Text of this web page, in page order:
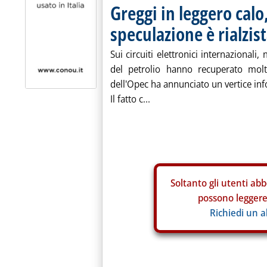
Greggi in leggero
speculazione è
Sui circuiti elettronici internazionali,
del petrolio hanno recuperato
dell'Opec ha annunciato un vertice
Il fatto c...
Soltanto gli utenti
possono
Richiedi un